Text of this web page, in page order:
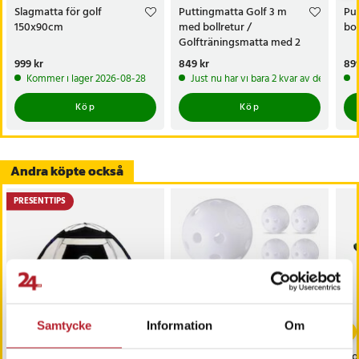
Samtycke Information Om
Slagmatta för golf
150x90cm
Pris:999 kr
999 kr
Kommer i lager 2026-08-28
Köp
Puttingmatta Golf 3 m
med bollretur /
Golfträningsmatta med 2
hålstorlekar
Pris:849 kr
849 kr
Just nu har vi bara 2 kvar av denna
Köp
Andra köpte också
PRESENTTIPS